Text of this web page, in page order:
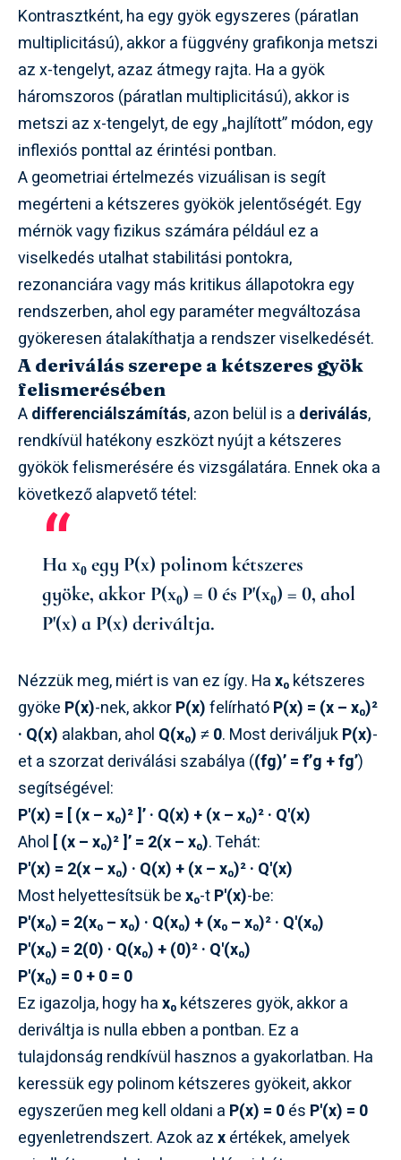
Kontrasztként, ha egy gyök egyszeres (páratlan
multiplicitású), akkor a függvény grafikonja metszi
az x-tengelyt, azaz átmegy rajta. Ha a gyök
háromszoros (páratlan multiplicitású), akkor is
metszi az x-tengelyt, de egy „hajlított” módon, egy
inflexiós ponttal az érintési pontban.
A geometriai értelmezés vizuálisan is segít
megérteni a kétszeres gyökök jelentőségét. Egy
mérnök vagy fizikus számára például ez a
viselkedés utalhat stabilitási pontokra,
rezonanciára vagy más kritikus állapotokra egy
rendszerben, ahol egy paraméter megváltozása
gyökeresen átalakíthatja a rendszer viselkedését.
A deriválás szerepe a kétszeres gyök
felismerésében
Adifferenciálszámítás, azon belül is a deriválás,
rendkívül hatékony eszközt nyújt a kétszeres
gyökök felismerésére és vizsgálatára. Ennek oka a
következő alapvető tétel:
Hax₀egy P(x) polinomkétszeres
gyöke, akkor P(x₀) = 0és P'(x₀) = 0, ahol
P'(x) a P(x) deriváltja.
Nézzük meg, miért is van ez így. Hax₀kétszeres
gyöke P(x)-nek, akkorP(x)felírhatóP(x) = (x – x₀)²
· Q(x) alakban, ahol Q(x₀) ≠ 0. Most deriváljukP(x)-
et a szorzat deriválási szabálya ((fg)’ = f’g + fg’)
segítségével:
P'(x) = [ (x – x₀)² ]’ · Q(x) + (x – x₀)² · Q'(x)
Ahol [ (x – x₀)² ]’ = 2(x – x₀). Tehát:
P'(x) = 2(x – x₀) · Q(x) + (x – x₀)² · Q'(x)
Most helyettesítsük bex₀-tP'(x)-be:
P'(x₀) = 2(x₀ – x₀) · Q(x₀) + (x₀ – x₀)² · Q'(x₀)
P'(x₀) = 2(0) · Q(x₀) + (0)² · Q'(x₀)
P'(x₀) = 0 + 0 = 0
Ez igazolja, hogy hax₀kétszeres gyök, akkor a
deriváltja is nulla ebben a pontban. Ez a
tulajdonság rendkívül hasznos a gyakorlatban. Ha
keressük egy polinom kétszeres gyökeit, akkor
egyszerűen meg kell oldani a P(x) = 0és P'(x) = 0
egyenletrendszert. Azok azxértékek, amelyek